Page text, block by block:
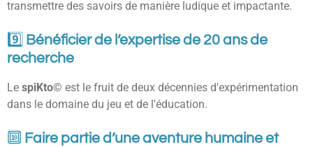
transmettre des savoirs de manière ludique et impactante.
9️⃣ Bénéficier de l’expertise de 20 ans de
recherche
Le spiKto© est le fruit de deux décennies d'expérimentation
dans le domaine du jeu et de l'éducation.
🔟 Faire partie d’une aventure humaine et